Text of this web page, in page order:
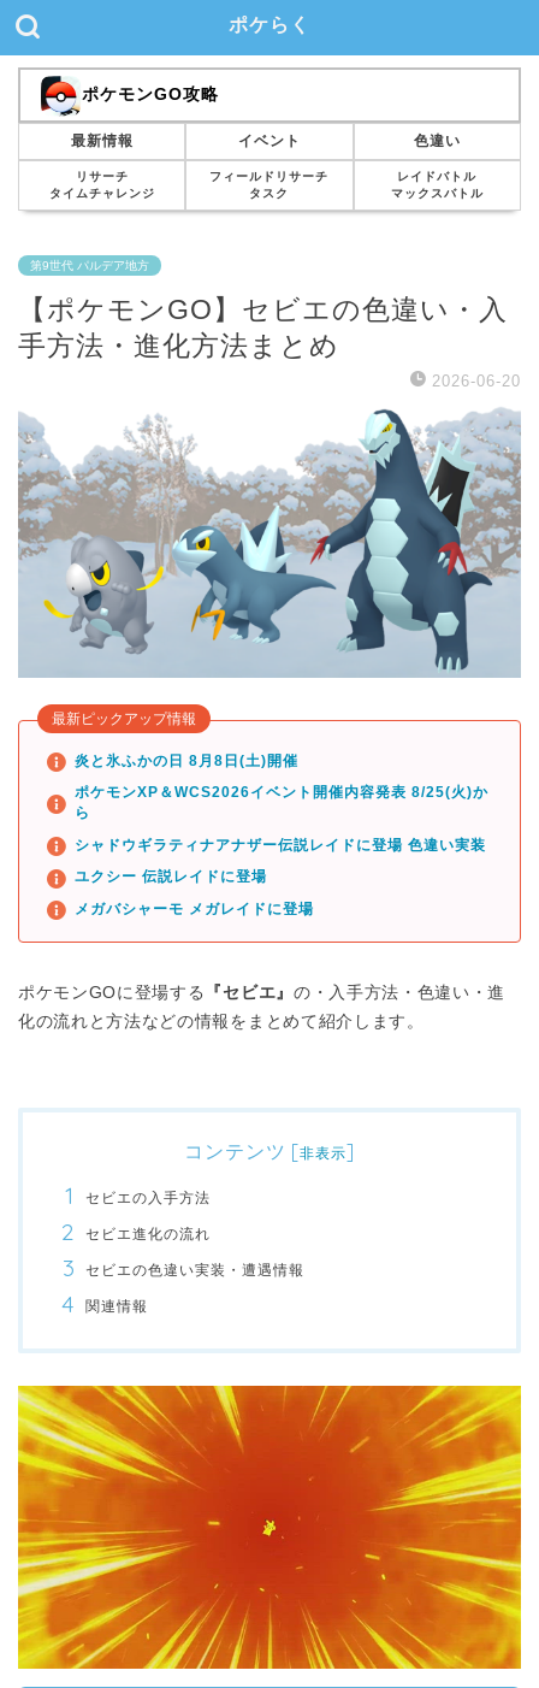
ポケらく
ポケモンGO攻略
最新情報 イベント 色違い
リサーチ
タイムチャレンジ
フィールドリサーチ
タスク
レイドバトル
マックスバトル
第9世代 パルデア地方
【ポケモンGO】セビエの色違い・入
手方法・進化方法まとめ
2026-06-20
最新ピックアップ情報
炎と氷ふかの日 8月8日(土)開催
ポケモンXP＆WCS2026イベント開催内容発表 8/25(火)か
ら
シャドウギラティナアナザー伝説レイドに登場 色違い実装
ユクシー 伝説レイドに登場
メガバシャーモ メガレイドに登場
ポケモンGOに登場する 『セビエ』 の・入手方法・色違い・進
化の流れと方法などの情報をまとめて紹介します。
コンテンツ [非表示]
セビエの入手方法
セビエ進化の流れ
セビエの色違い実装・遭遇情報
関連情報
00:00 /01:00